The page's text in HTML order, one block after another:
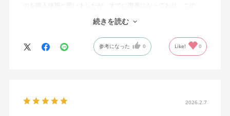
のを購入使用と思いましたが、すでに廃番になっており、この
MonEtを購入しました。やや固めの椅子ですが、使っているうち
になじんでくるのではと思っています。フローリング床で使って
いますが、ややキャスターがよく動きすぎるのが難点でしょう
か。
続きを読む
参考になった 0 Like! 0
2026.2.7